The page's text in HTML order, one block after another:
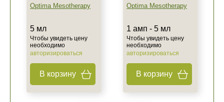
Optima Mesotherapy
5 мл
Чтобы увидеть цену
необходимо
авторизироваться
В корзину
Optima Mesotherapy
1 амп - 5 мл
Чтобы увидеть цену
необходимо
авторизироваться
В корзину